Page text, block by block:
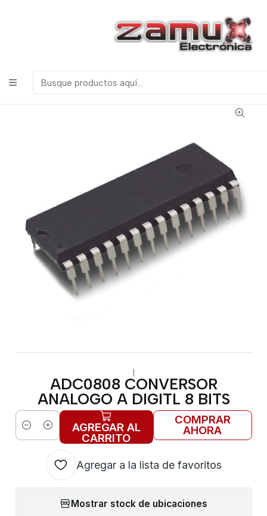
ELECTRONICOS, ROBOTICA & TECNOLOGIA
Productos
Semiconductores
Varios
|
ADC0808 CONVERSOR
ANALOGO A DIGITL 8 BITS
Cantidad AGREGAR AL
CARRITO
COMPRAR
AHORA
Agregar a la lista de favoritos
Mostrar stock de ubicaciones